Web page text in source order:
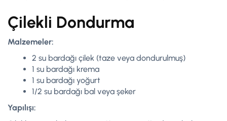
Çilekli Dondurma
Malzemeler:
2 su bardağı çilek (taze veya dondurulmuş)
1 su bardağı krema
1 su bardağı yoğurt
1/2 su bardağı bal veya şeker
Yapılışı: